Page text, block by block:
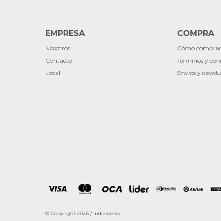
EMPRESA
Nosotros
Contacto
Local
COMPRA
Cómo comprar
Términos y
Envíos y
© Copyright 2026 / Indiewears